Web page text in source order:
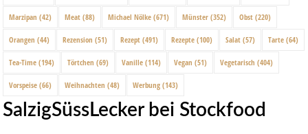
Marzipan (42) Meat (88) Michael Nölke (671) Münster (352) Obst (220)
Orangen (44) Rezension (51) Rezept (491) Rezepte (100) Salat (57) Tarte (64)
Tea-Time (194) Törtchen (69) Vanille (114) Vegan (51) Vegetarisch (404)
Vorspeise (66) Weihnachten (48) Werbung (143)
SalzigSüssLecker bei Stockfood